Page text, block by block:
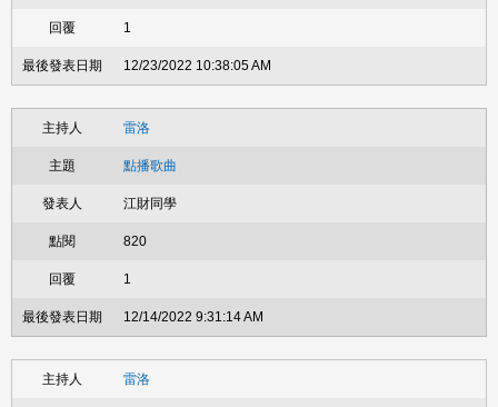
1
12/23/2022 10:38:05 AM
雷洛
點播歌曲
江財同學
820
1
12/14/2022 9:31:14 AM
雷洛